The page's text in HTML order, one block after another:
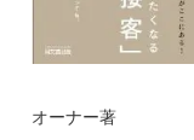
オーナー著